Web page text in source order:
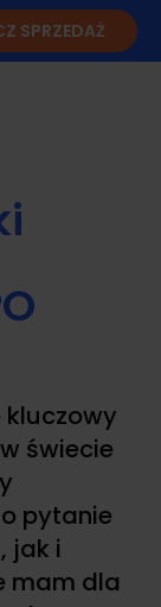
SPRZEDAŻ
świecie
pytanie
jak i
mam dla